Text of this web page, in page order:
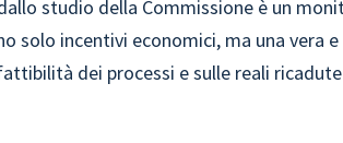
studio della Commissione è un
solo incentivi economici, ma una vera
dei processi e sulle reali